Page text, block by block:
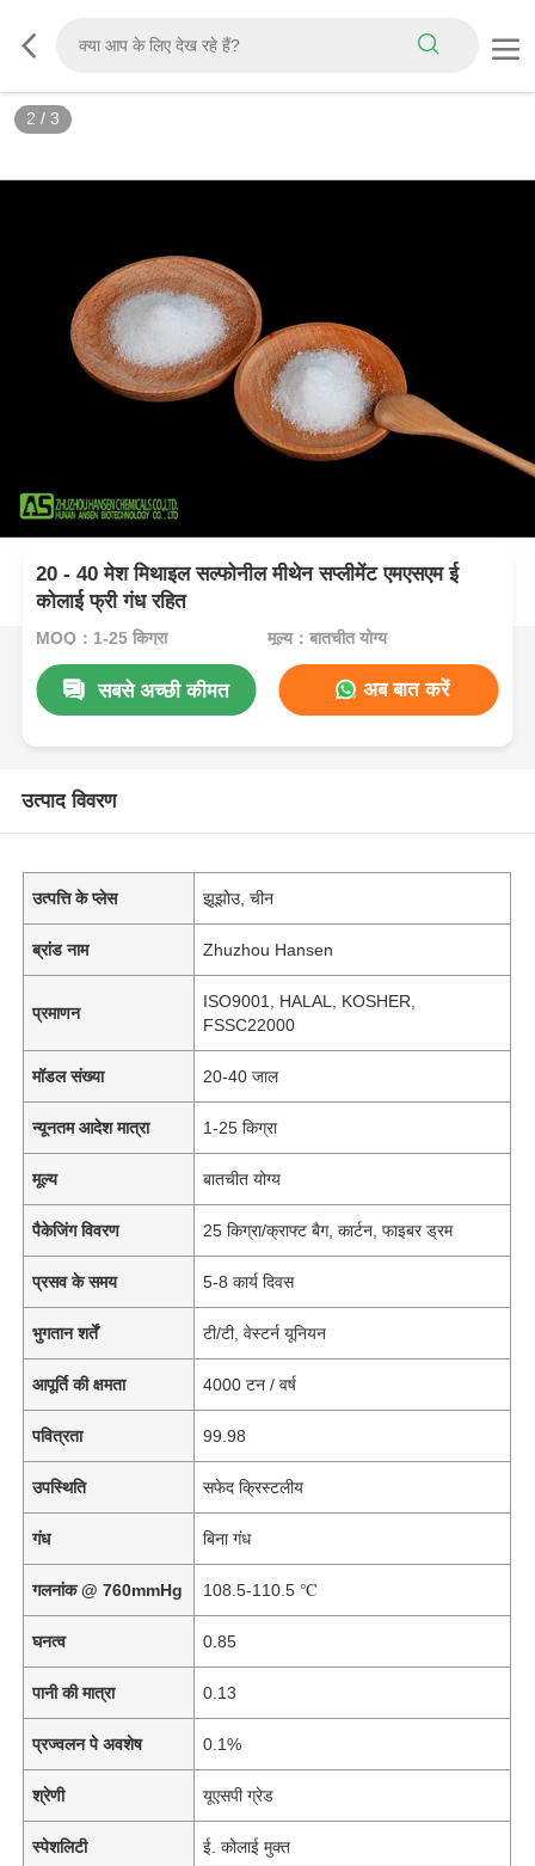
2 / 3
20 - 40 मेश मिथाइल सल्फोनील मीथेन सप्लीमेंट एमएसएम ई
कोलाई फ्री गंध रहित
MOQ：1-25 किग्रा मूल्य：बातचीत योग्य
सबसे अच्छी कीमत अब बात करें
उत्पाद विवरण
उत्पत्ति के प्लेस झूझोउ, चीन
ब्रांड नाम Zhuzhou Hansen
प्रमाणन
ISO9001, HALAL, KOSHER,
FSSC22000
मॉडल संख्या 20-40 जाल
न्यूनतम आदेश मात्रा 1-25 किग्रा
मूल्य बातचीत योग्य
पैकेजिंग विवरण 25 किग्रा/क्राफ्ट बैग, कार्टन, फाइबर ड्रम
प्रसव के समय 5-8 कार्य दिवस
भुगतान शर्तें टी/टी, वेस्टर्न यूनियन
आपूर्ति की क्षमता 4000 टन / वर्ष
पवित्रता 99.98
उपस्थिति सफेद क्रिस्टलीय
गंध बिना गंध
गलनांक @ 760mmHg 108.5-110.5 ℃
घनत्व 0.85
पानी की मात्रा 0.13
प्रज्वलन पे अवशेष 0.1%
श्रेणी यूएसपी ग्रेड
स्पेशलिटी ई. कोलाई मुक्त